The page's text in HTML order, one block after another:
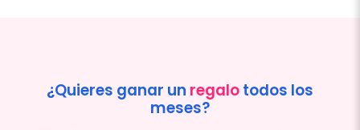
¿Quieres ganar un regalotodos los
meses?